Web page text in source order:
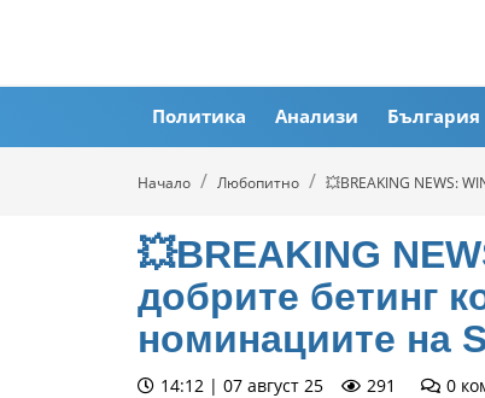
Политика Анализи България
Начало Любопитно 💥BREAKING NEWS:
💥BREAKING
добрите бетинг
номинациите на
14:12 | 07 август 25 291 0